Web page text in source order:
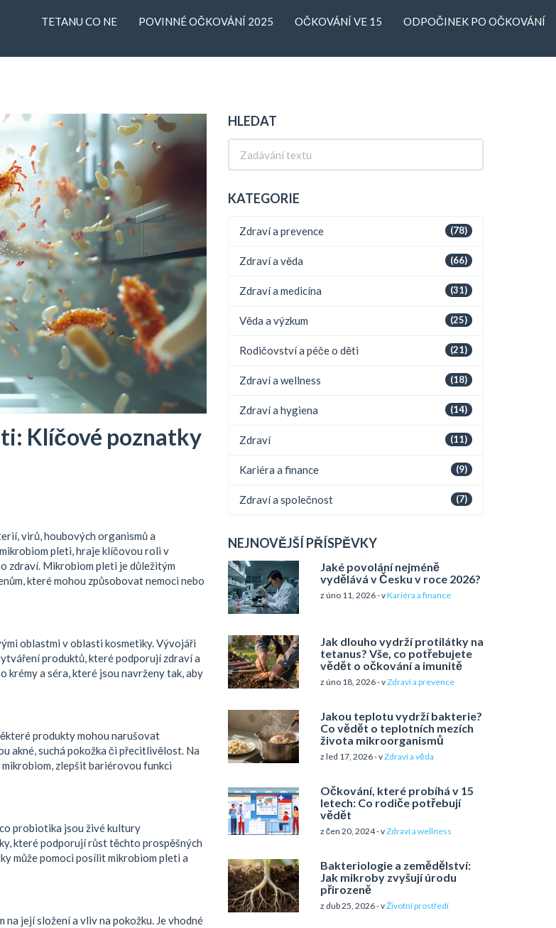
TETANU CO NE POVINNÉ OČKOVÁNÍ 2025 OČKOVÁNÍ VE 15 ODPOČINEK PO OČKOVÁNÍ
Klíčové poznatky
virů, houbových organismů a
pleti, hraje klíčovou roli v
zdraví. Mikrobiom pleti je důležitým
které mohou způsobovat nemoci nebo
oblastmi v oblasti kosmetiky. Vývojáři
produktů, které podporují zdraví a
krémy a séra, které jsou navrženy tak, aby
produkty mohou narušovat
akné, suchá pokožka či přecitlivělost. Na
zlepšit bariérovou funkci
probiotika jsou živé kultury
které podporují růst těchto prospěšných
může pomoci posílit mikrobiom pleti a
její složení a vliv na pokožku. Je vhodné
HLEDAT
KATEGORIE
(78)
Zdraví a prevence
(66)
Zdraví a věda
(31)
Zdraví a medicína
(25)
Věda a výzkum
(21)
Rodičovství a péče o děti
(18)
Zdraví a wellness
(14)
Zdraví a hygiena
(11)
Zdraví
(9)
Kariéra a finance
(7)
Zdraví a společnost
NEJNOVĚJŠÍ PŘÍSPĚVKY
Jaké povolání nejméně
vydělává v Česku v roce 2026?
z úno 11, 2026 - vKariéra a finance
Jak dlouho vydrží protilátky na
tetanus? Vše, co potřebujete
vědět o očkování a imunitě
z úno 18, 2026 - vZdraví a prevence
Jakou teplotu vydrží bakterie?
Co vědět o teplotních mezích
života mikroorganismů
z led 17, 2026 - vZdraví a věda
Očkování, které probíhá v 15
letech: Co rodiče potřebují
vědět
z čen 20, 2024 - vZdraví a wellness
Bakteriologie a zemědělství:
Jak mikroby zvyšují úrodu
přirozeně
z dub 25, 2026 - vŽivotní prostředí